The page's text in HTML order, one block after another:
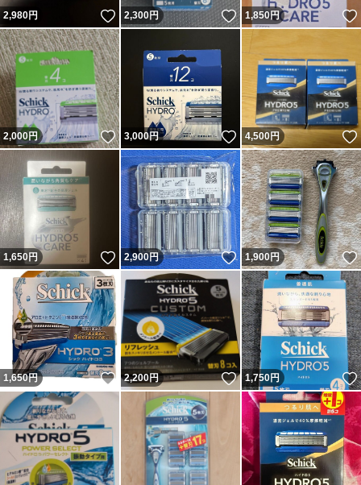
2,980円 いいね！
2,300円 いいね！
1,850円
2,000円 いいね！
3,000円 いいね！
4,500円
1,650円 いいね！
2,900円 いいね！
1,900円
1,650円 いいね！
2,200円 いいね！
1,750円